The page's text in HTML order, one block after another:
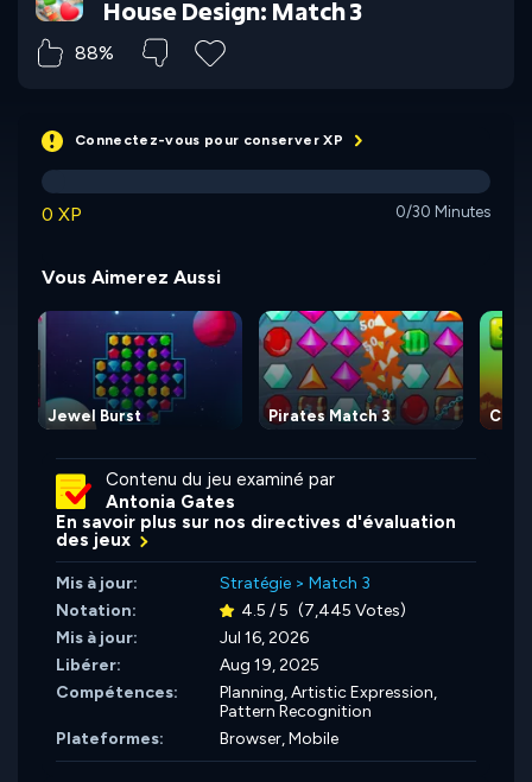
House Design: Match 3
88%
Connectez-vous pour conserver XP
0 XP 0/30 Minutes
Vous Aimerez Aussi
Jewel Burst Pirates Match 3
Contenu du jeu examiné par
Antonia Gates
En savoir plus sur nos directives d'évaluation
des jeux
Mis à jour: Stratégie > Match 3
Notation:
4.5 / 5 (7,445 Votes)
Mis à jour:
Jul 16, 2026
Libérer:
Aug 19, 2025
Compétences:
Planning,Artistic Expression,
Pattern Recognition
Plateformes:
Browser, Mobile